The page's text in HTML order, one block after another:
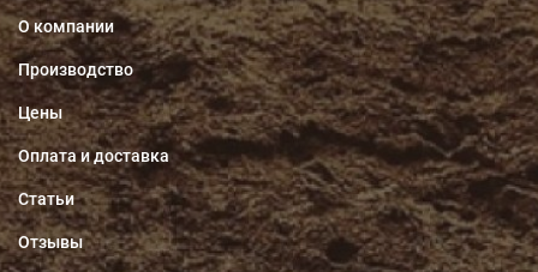
О компании
Производство
Цены
Оплата и доставка
Статьи
Отзывы